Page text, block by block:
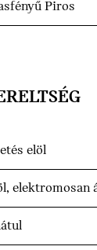
Piros
elöl
elektromosan